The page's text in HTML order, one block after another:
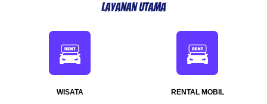
Layanan Utama
WISATA RENTAL MOBIL